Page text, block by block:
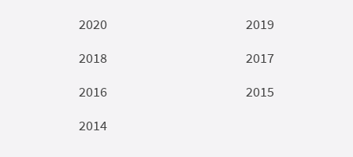
2020
2019
2018
2017
2016
2015
2014